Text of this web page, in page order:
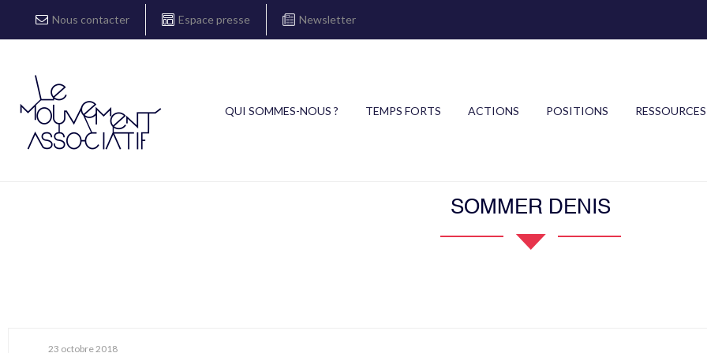
Nous contacter Espace presse Newsletter
QUI SOMMES-NOUS ? TEMPS FORTS ACTIONS POSITIONS RESSOURCES
SOMMER DENIS
23 octobre 2018